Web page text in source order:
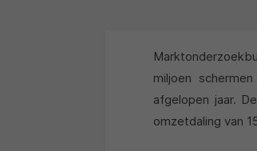
miljoen
afgelopen jaar.
omzetdaling van